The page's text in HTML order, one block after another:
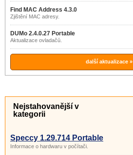
Find MAC Address 4.3.0
Zjištění MAC adresy.
DUMo 2.4.0.27 Portable
Aktualizace ovladačů.
další aktualizace »
Nejstahovanější v
kategorii
Speccy 1.29.714 Portable
Informace o hardwaru v počítači.